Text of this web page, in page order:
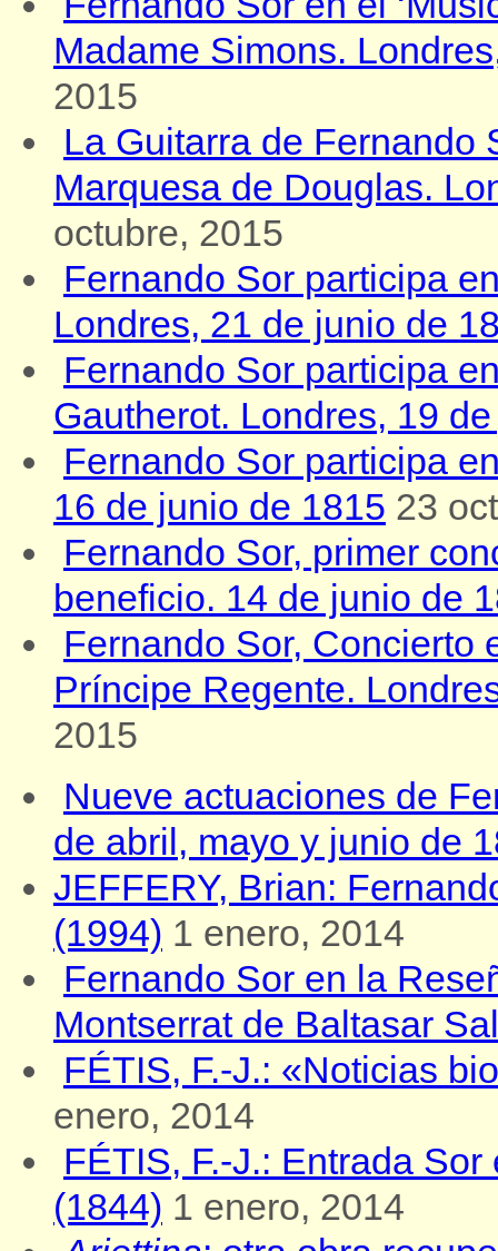
Madame Simons.
2015
La Guitarra de Fernando
Marquesa de Douglas.
octubre, 2015
Fernando Sor participa
Londres, 21 de junio de
Fernando Sor participa
Gautherot. Londres, 19
Fernando Sor participa
16 de junio de 1815 23
Fernando Sor, primer
beneficio. 14 de junio de
Fernando Sor, Concierto
Príncipe Regente.
2015
Nueve actuaciones de
de abril, mayo y junio de
JEFFERY, Brian:
(1994) 1 enero, 2014
Fernando Sor en la
Montserrat de Baltasar
FÉTIS, F.-J.: «Noticias
enero, 2014
FÉTIS, F.-J.: Entrada
(1844) 1 enero, 2014